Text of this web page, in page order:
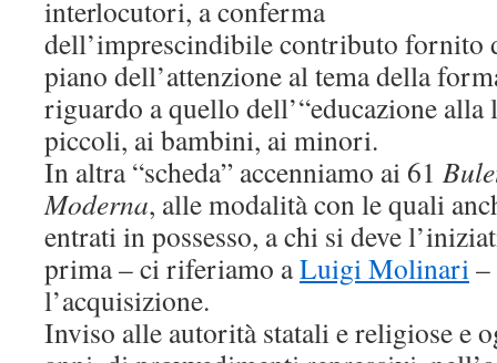
interlocutori, a conferma
dell’imprescindibile contributo fornito
piano dell’attenzione al tema della
riguardo a quello dell’“educazione
piccoli, ai bambini, ai minori.
In altra “scheda” accenniamo ai 61
Moderna, alle modalità con le quali
entrati in possesso, a chi si deve
prima – ci riferiamo aLuigi Molinari–
l’acquisizione.
Inviso alle autorità statali e religiose e